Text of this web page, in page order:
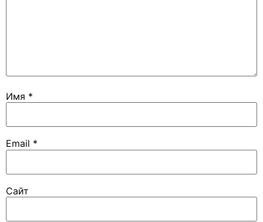
Имя *
Email *
Сайт